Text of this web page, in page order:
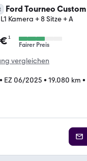
Ford Tourneo Custom
Kamera + 8 Sitze + A
¹
Fairer Preis
vergleichen
• EZ 06/2025 • 19.080 km •